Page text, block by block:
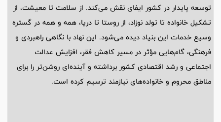
توسعه پایدار در کشور ایفای نقش می‌کند. از سلامت تا معیشت، از
تشکیل خانواده تا تولد نوزاد، از روستا تا دریا، همه و همه در گستره
وسیع خدمات این بنیاد دیده می‌شود. این نهاد با نگاهی راهبردی و
فرهنگی، گام‌هایی مؤثر در مسیر کاهش فقر، افزایش عدالت
اجتماعی و رشد اقتصادی کشور برداشته و آینده‌ای روشن‌تر را برای
مناطق محروم و خانواده‌های نیازمند ترسیم کرده است.